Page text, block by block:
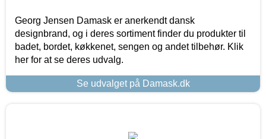
Georg Jensen Damask er anerkendt dansk
designbrand, og i deres sortiment finder du produkter til
badet, bordet, køkkenet, sengen og andet tilbehør. Klik
her for at se deres udvalg.
Se udvalget på Damask.dk